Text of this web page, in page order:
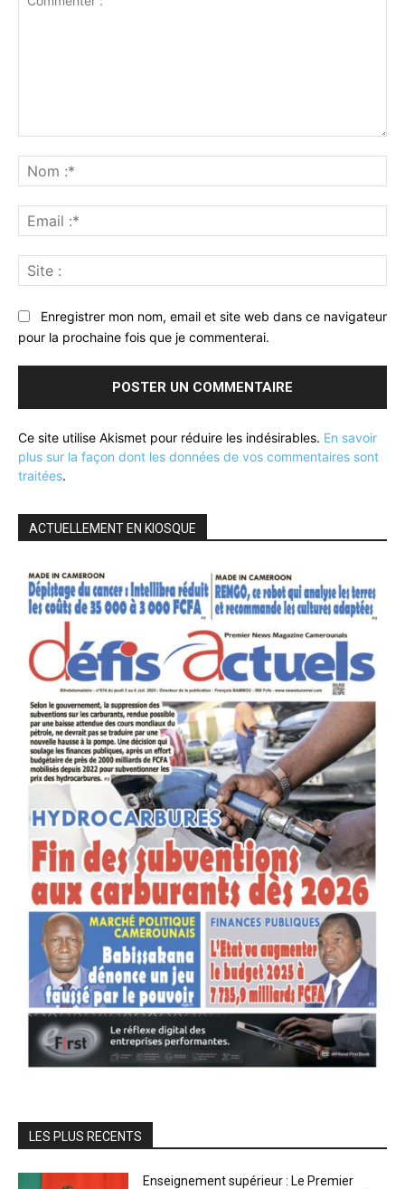
:*
:*
:
Enregistrer mon nom, email et site web dans ce navigateur
pour la prochaine fois que je commenterai.
Ce site utilise Akismet pour réduire les indésirables. En savoir
plus sur la façon dont les données de vos commentaires sont
traitées.
ACTUELLEMENT EN KIOSQUE
LES PLUS RECENTS
Enseignement supérieur : Le Premier